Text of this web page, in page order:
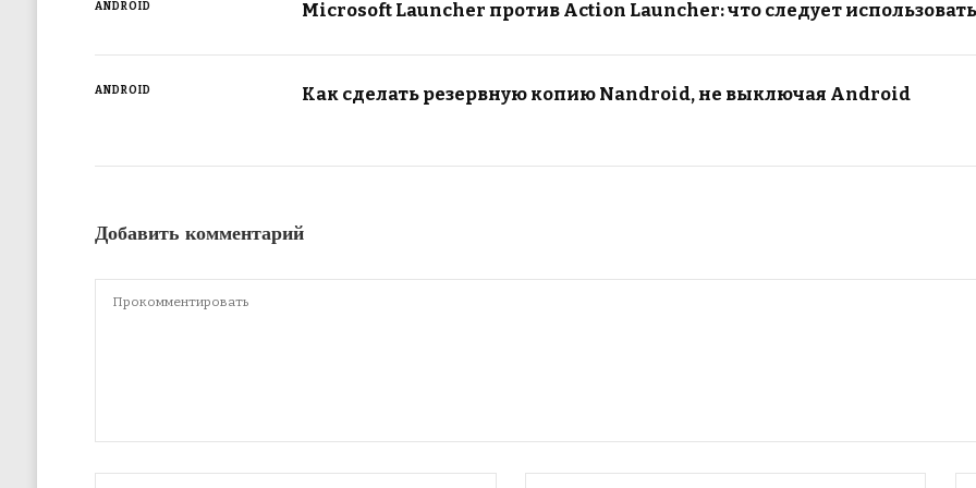
ANDROID Microsoft Launcher против Action Launcher: что следует
ANDROID Как сделать резервную копию Nandroid, не выключая Android
Добавить комментарий